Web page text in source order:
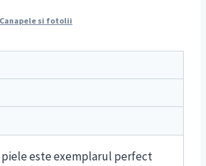
Canapele si fotolii
este exemplarul perfect